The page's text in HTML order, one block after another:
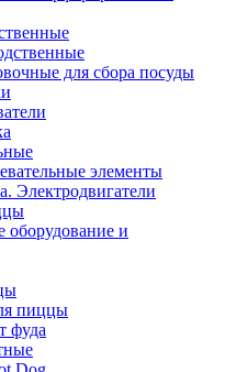
для сбора посуды
элементы
Электродвигатели
оборудование и
пиццы
фуда